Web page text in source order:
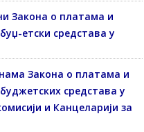
Закона о платама и
етски средстава у
Закона о платама и
средстава у
и Канцеларији за